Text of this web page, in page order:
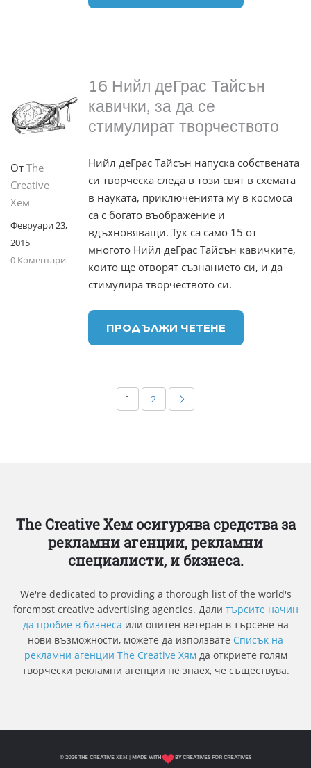
От The
Creative
Хем
Февруари 23,
2015
0 Коментари
16 Нийл деГрас Тайсън
кавички, за да се
стимулират творчеството
Нийл деГрас Тайсън напуска собствената
си творческа следа в този свят в схемата
в науката, приключенията му в космоса
са с богато въображение и
вдъхновяващи. Тук са само 15 от
многото Нийл деГрас Тайсън кавичките,
които ще отворят съзнанието си, и да
стимулира творчеството си.
ПРОДЪЛЖИ ЧЕТЕНЕ
1 2
The Creative Хем осигурява средства за
рекламни агенции, рекламни
специалисти, и бизнеса.
We're dedicated to providing a thorough list of the world's
foremost creative advertising agencies. Дали търсите начин
да пробие в бизнеса или опитен ветеран в търсене на
нови възможности, можете да използвате Списък на
рекламни агенции The Creative Хям да откриете голям
творчески рекламни агенции не знаех, че съществува.
© 2026 THE CREATIVE ХЕМ | MADE WITH BY CREATIVES FOR CREATIVES